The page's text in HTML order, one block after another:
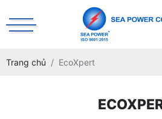
Trang chủ EcoXpert